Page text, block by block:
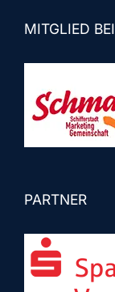
MITGLIED BEI
PARTNER